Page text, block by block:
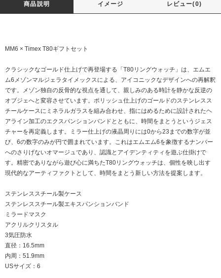
商品説明 イメージ レビュー(0)
MM6 × Timex T80ギフトセット
クラシックなゴールド仕上げで再登場する「T80リングウォッチ」は、エムエ
ム6メゾンマルジェラタイメックスによる、アイコニックなデザインへの再解釈
です。メゾン独自の反骨的な視点を通して、親しみのある時計を静かな反逆の
オブジェへと変容させています。ポリッシュ仕上げのゴールドのステンレスス
チールケースにミネラルガラスを組み合わせ、指にはめるために設計されたヘ
アライン加工のエクスパンションバンドとともに、時間をまとうというジェス
チャーを再定義します。ミラー仕上げの液晶周りには0から23までの数字が並
び、6の数字のみが円で囲まれています。これはエムエム6を象徴するナンバー
へのさりげないオマージュであり、認識とアイデンティティを遊ぶ仕掛けで
す。精密でありながら遊び心に満ちたT80リングウォッチは、個性を映し出す
現代的なアーティファクトとして、時間をまとう新しい方法を提案します。
ステンレススチール製ケース
ステンレススチール製エキスパンションバンド
ミラードマスク
アクリルクリスタル
3気圧防水
直径：16.5mm
内周：51.9mm
USサイズ：6